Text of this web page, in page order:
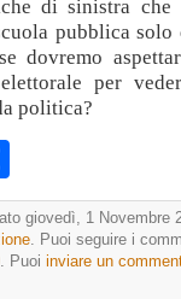
di sinistra che
pubblica solo
dovremo
per
politica?
giovedì, 1 Novembre
. Puoi seguire i
. Puoi inviare un